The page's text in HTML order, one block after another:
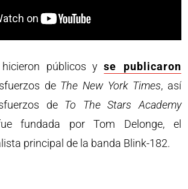
públicos yse publicaron
de The New York Times, así
de To The Stars Academy
fundada por Tom Delonge, el
principal de la banda Blink-182.